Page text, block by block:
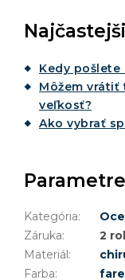
Kedy pošlete
Môžem vrátiť
veľkosť?
Ako vybrať
Parametre
Kategória:
Záruka:
2
Materiál :
Farba: